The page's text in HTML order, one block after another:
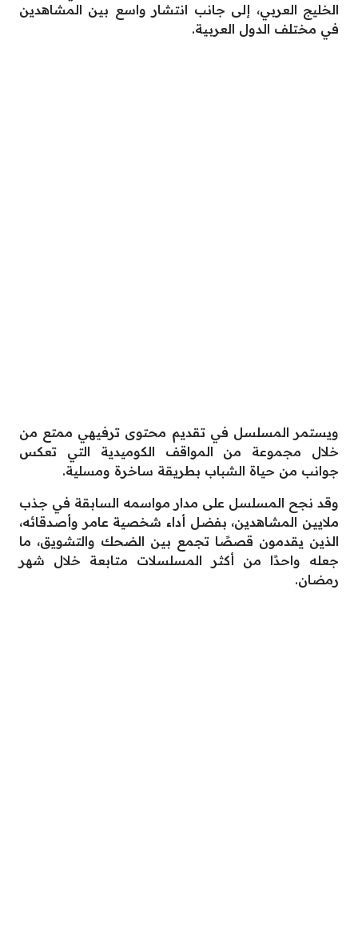
الخليج العربي، إلى جانب انتشار واسع بين المشاهدين
في مختلف الدول العربية.
ويستمر المسلسل في تقديم محتوى ترفيهي ممتع من
خلال مجموعة من المواقف الكوميدية التي تعكس
جوانب من حياة الشباب بطريقة ساخرة ومسلية.
وقد نجح المسلسل على مدار مواسمه السابقة في جذب
ملايين المشاهدين، بفضل أداء شخصية عامر وأصدقائه،
الذين يقدمون قصصًا تجمع بين الضحك والتشويق، ما
جعله واحدًا من أكثر المسلسلات متابعة خلال شهر
رمضان.